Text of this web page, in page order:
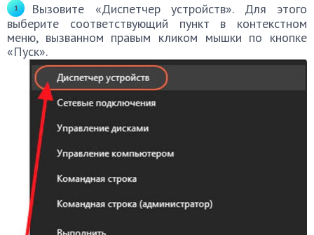
Вызовите «Диспетчер устройств». Для этого
выберите соответствующий пункт в контекстном
меню, вызванном правым кликом мышки по кнопке
«Пуск».